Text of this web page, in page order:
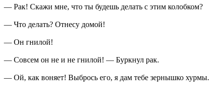
— Рак! Скажи мне, что ты будешь делать с этим колобком?
— Что делать? Отнесу домой!
— Он гнилой!
— Совсем он не и не гнилой! — Буркнул рак.
— Ой, как воняет! Выбрось его, я дам тебе зернышко хурмы.